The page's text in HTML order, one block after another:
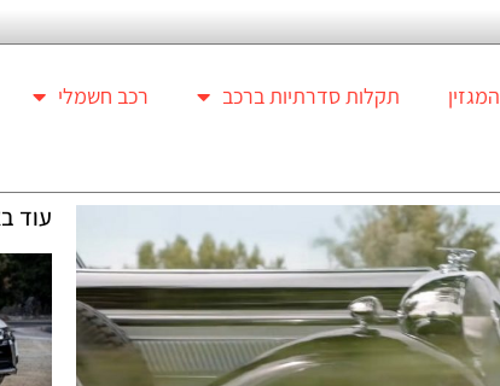
המגזין תקלות סדרתיות ברכב רכב חשמלי
עוד